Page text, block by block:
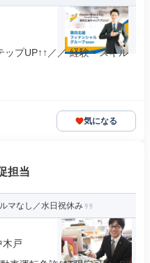
プUP↑↑／／ 経験・スキル
気になる
担当
マなし／水日祝休み
木戸